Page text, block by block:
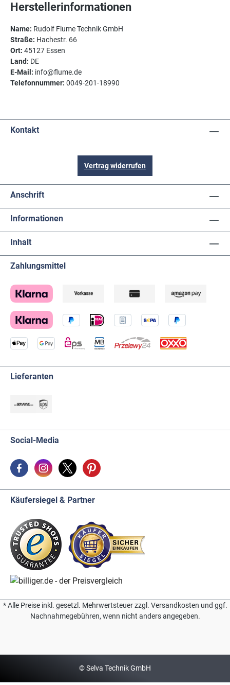
Herstellerinformationen
Name: Rudolf Flume Technik GmbH
Straße: Hachestr. 66
Ort: 45127 Essen
Land: DE
E-Mail: info@flume.de
Telefonnummer: 0049-201-18990
Kontakt
Vertrag widerrufen
Anschrift
Informationen
Inhalt
Zahlungsmittel
Lieferanten
Social-Media
Käufersiegel & Partner
* Alle Preise inkl. gesetzl. Mehrwertsteuer zzgl. Versandkosten und ggf.
Nachnahmegebühren, wenn nicht anders angegeben.
© Selva Technik GmbH